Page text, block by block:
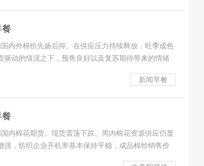
新闻早餐
棉价先扬后抑。在供应压力持续释放，旺季成色
驱动的情况之下，预售良好以及复苏期待带来的情绪
提前消化美联储重启降息决议的前提下
花期货、现货震荡下跌。周内棉花资源供应仍显
强，纺织企业开机率基本保持平稳，成品棉纱销售价